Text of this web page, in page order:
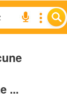
...